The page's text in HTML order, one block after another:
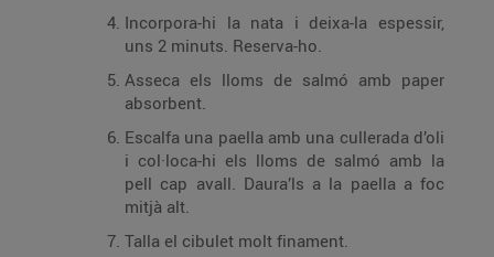
Incorpora-hi la nata i deixa-la espessir,
uns 2 minuts. Reserva-ho.
Asseca els lloms de salmó amb paper
absorbent.
Escalfa una paella amb una cullerada d’oli
i col·loca-hi els lloms de salmó amb la
pell cap avall. Daura’ls a la paella a foc
mitjà alt.
Talla el cibulet molt finament.